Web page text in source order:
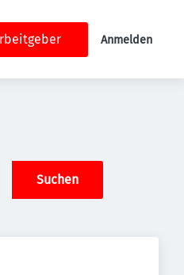
Anmelden
Suchen